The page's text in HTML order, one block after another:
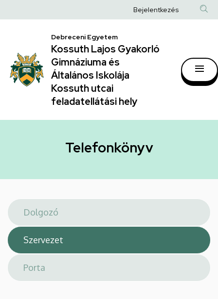
|
Kossuth
Lajos
Gyakorló
Gimnáziuma
Általános
hely
a
Anonim
fiók
Bejelentkezés
Debreceni Egyetem
Kossuth Lajos Gyakorló
Gimnáziuma és
Általános Iskolája
Kossuth utcai
feladatellátási hely
Telefonkönyv